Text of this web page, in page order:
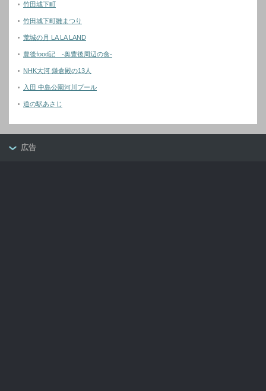
竹田城下町
竹田城下町雛まつり
荒城の月 LA LA LAND
豊後food記 -奥豊後周辺の食-
NHK大河 鎌倉殿の13人
入田 中島公園河川プール
道の駅あさじ
広告